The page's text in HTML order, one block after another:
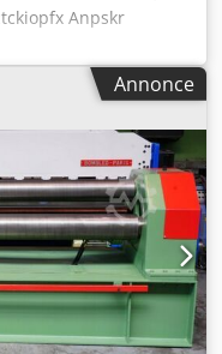
Anpskr
de pliage
: 12,0 mm Puissance
mm : 18 mm Angle
du moteur : 11 kW
maintien des tôles
x largeur x
mm Poids : environ
peu utilisé Le
des erreurs de
L’état de la
technique et en
; les machines
Annonce